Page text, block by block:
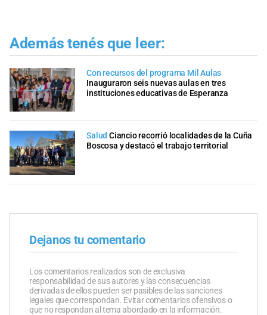
Además tenés que leer:
Con recursos del programa Mil Aulas
Inauguraron seis nuevas aulas en tres
instituciones educativas de Esperanza
Salud Ciancio recorrió localidades de la Cuña
Boscosa y destacó el trabajo territorial
Dejanos tu comentario
Los comentarios realizados son de exclusiva
responsabilidad de sus autores y las consecuencias
derivadas de ellos pueden ser pasibles de las sanciones
legales que correspondan. Evitar comentarios ofensivos o
que no respondan al tema abordado en la información.